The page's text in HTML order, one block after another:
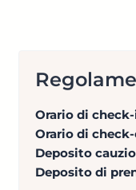
Orario di check-
Orario di
Deposito
Deposito di